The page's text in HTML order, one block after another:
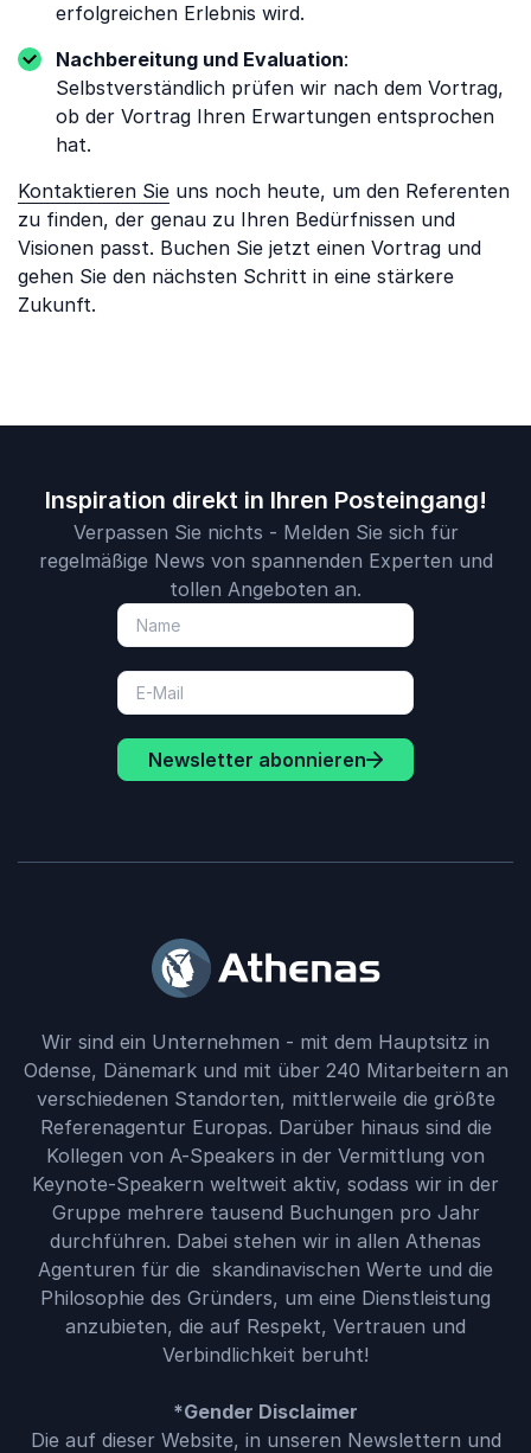
erfolgreichen Erlebnis wird.
Nachbereitung und Evaluation:
Selbstverständlich prüfen wir nach dem Vortrag,
ob der Vortrag Ihren Erwartungen entsprochen
hat.
Kontaktieren Sie uns noch heute, um den Referenten
zu finden, der genau zu Ihren Bedürfnissen und
Visionen passt. Buchen Sie jetzt einen Vortrag und
gehen Sie den nächsten Schritt in eine stärkere
Zukunft.
Inspiration direkt in Ihren Posteingang!
Verpassen Sie nichts - Melden Sie sich für
regelmäßige News von spannenden Experten und
tollen Angeboten an.
Newsletter abonnieren
Wir sind ein Unternehmen - mit dem Hauptsitz in
Odense, Dänemark und mit über 240 Mitarbeitern an
verschiedenen Standorten, mittlerweile die größte
Referenagentur Europas. Darüber hinaus sind die
Kollegen von A-Speakers in der Vermittlung von
Keynote-Speakern weltweit aktiv, sodass wir in der
Gruppe mehrere tausend Buchungen pro Jahr
durchführen. Dabei stehen wir in allen Athenas
Agenturen für die skandinavischen Werte und die
Philosophie des Gründers, um eine Dienstleistung
anzubieten, die auf Respekt, Vertrauen und
Verbindlichkeit beruht!
*Gender Disclaimer
Die auf dieser Website, in unseren Newslettern und